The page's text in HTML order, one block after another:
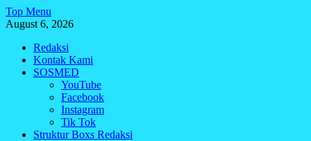
Skip
to
Top Menu
August 6, 2026
Redaksi
Kontak Kami
SOSMED
YouTube
Facebook
Instagram
Tik Tok
Struktur Boxs Redaksi